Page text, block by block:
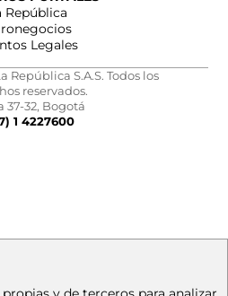
República
Legales
República S.A.S. Todos los
reservados.
37-32, Bogotá
1 4227600